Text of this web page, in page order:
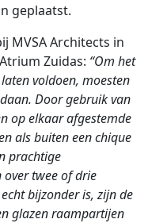
geplaatst.
MVSA Architects in
Zuidas: “Om het
voldoen, moesten
Door gebruik van
op elkaar afgestemde
als buiten een chique
prachtige
over twee of drie
bijzonder is, zijn de
glazen raampartijen